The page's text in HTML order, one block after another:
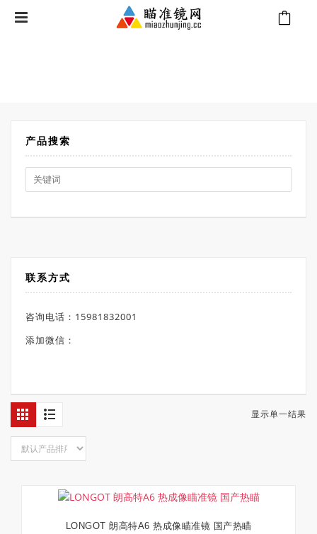
产品搜索
Search
for:
联系方式
咨询电话：15981832001
添加微信：
显示单一结果
阅读更多
LONGOT 朗高特A6 热成像瞄准镜 国产热瞄